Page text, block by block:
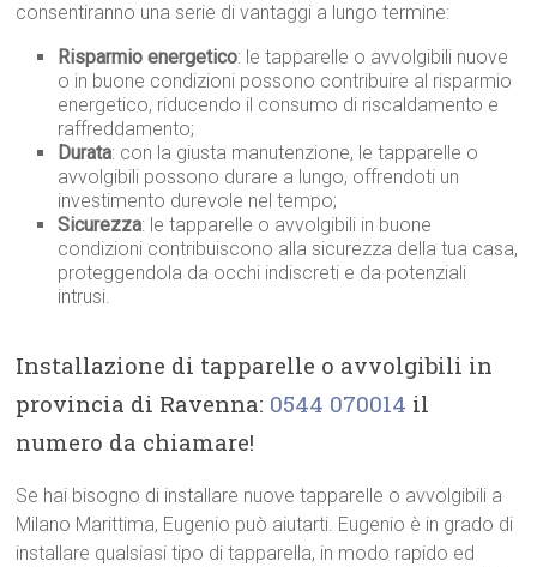
consentiranno una serie di vantaggi a lungo termine:
Risparmio energetico: le tapparelle o avvolgibili nuove
o in buone condizioni possono contribuire al risparmio
energetico, riducendo il consumo di riscaldamento e
raffreddamento;
Durata: con la giusta manutenzione, le tapparelle o
avvolgibili possono durare a lungo, offrendoti un
investimento durevole nel tempo;
Sicurezza: le tapparelle o avvolgibili in buone
condizioni contribuiscono alla sicurezza della tua casa,
proteggendola da occhi indiscreti e da potenziali
intrusi.
Installazione di tapparelle o avvolgibili in
provincia di Ravenna: 0544 070014 il
numero da chiamare!
Se hai bisogno di installare nuove tapparelle o avvolgibili a
Milano Marittima, Eugenio può aiutarti. Eugenio è in grado di
installare qualsiasi tipo di tapparella, in modo rapido ed